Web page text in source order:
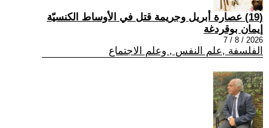
(19) عصارة أبريل وجريمة قتل في الأوساط الكنسيّة
إيمان بوقردغة
2026 / 8 / 7
الفلسفة ,علم النفس , وعلم الاجتماع